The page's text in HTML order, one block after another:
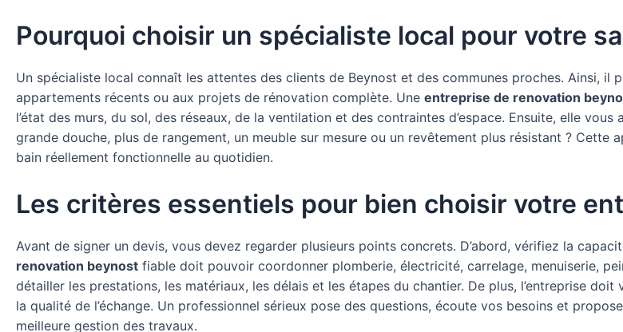
Pourquoi choisir un spécialiste local pour votre
Un spécialiste local connaît les attentes des clients de Beynost et des communes proches. Ainsi, il
appartements récents ou aux projets de rénovation complète. Une entreprise de renovation
l’état des murs, du sol, des réseaux, de la ventilation et des contraintes d’espace. Ensuite, elle
grande douche, plus de rangement, un meuble sur mesure ou un revêtement plus résistant ?
bain réellement fonctionnelle au quotidien.
Les critères essentiels pour bien choisir votre
Avant de signer un devis, vous devez regarder plusieurs points concrets. D’abord, vérifiez la
renovation beynost fiable doit pouvoir coordonner plomberie, électricité, carrelage, menuiserie,
détailler les prestations, les matériaux, les délais et les étapes du chantier. De plus, l’entreprise
la qualité de l’échange. Un professionnel sérieux pose des questions, écoute vos besoins et
meilleure gestion des travaux.